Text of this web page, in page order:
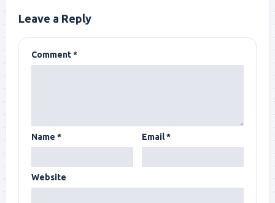
Leave a Reply
Comment*
Name * Email*
Website